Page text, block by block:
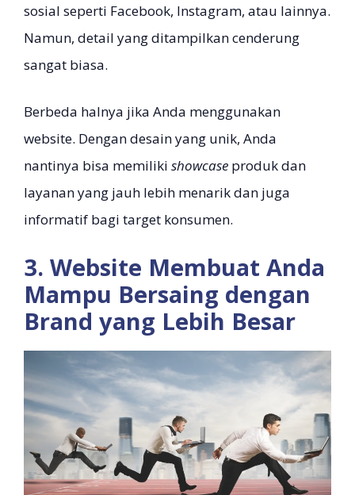
sosial seperti Facebook, Instagram, atau lainnya.
Namun, detail yang ditampilkan cenderung
sangat biasa.
Berbeda halnya jika Anda menggunakan
website. Dengan desain yang unik, Anda
nantinya bisa memiliki showcase produk dan
layanan yang jauh lebih menarik dan juga
informatif bagi target konsumen.
3. Website Membuat Anda
Mampu Bersaing dengan
Brand yang Lebih Besar